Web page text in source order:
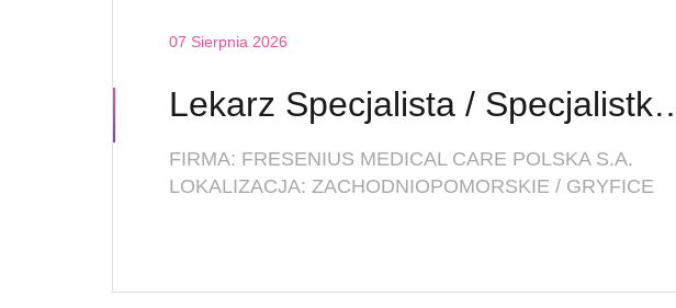
07 Sierpnia 2026
Lekarz Specjalista /
FIRMA: FRESENIUS MEDICAL CARE POLSKA S.A.
LOKALIZACJA: ZACHODNIOPOMORSKIE / GRYFICE